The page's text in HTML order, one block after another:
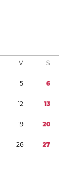
V S
5 6
12 13
19 20
26 27